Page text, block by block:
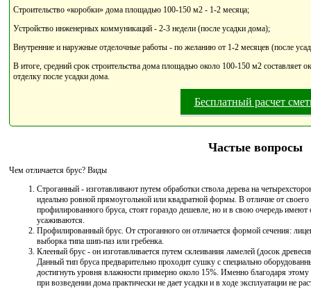
Строительство «коробки» дома площадью 100-150 м2 - 1-2 месяца;
Устройство инженерных коммуникаций - 2-3 недели (после усадки дома);
Внутренние и наружные отделочные работы - по желанию от 1-2 месяцев (после
В итоге, средний срок строительства дома площадью около 100-150 м2 составляет
отделку после усадки дома.
Бесплатный расчет
Частые вопросы
Чем отличается брус? Виды
Строганный - изготавливают путем обработки ствола дерева на
идеально ровной прямоугольной или квадратной формы. В отличие от
профилированного бруса, стоят гораздо дешевле, но и в свою очередь
усаживаются.
Профилированный брус. От строганного он отличается формой сечения:
выборка типа шип-паз или гребенка.
Клееный брус - он изготавливается путем склеивания ламелей (досок
Данный тип бруса предварительно проходит сушку с специально
достигнуть уровня влажности примерно около 15%. Именно благодаря
при возведении дома практически не дает усадки и в ходе эксплуатации не